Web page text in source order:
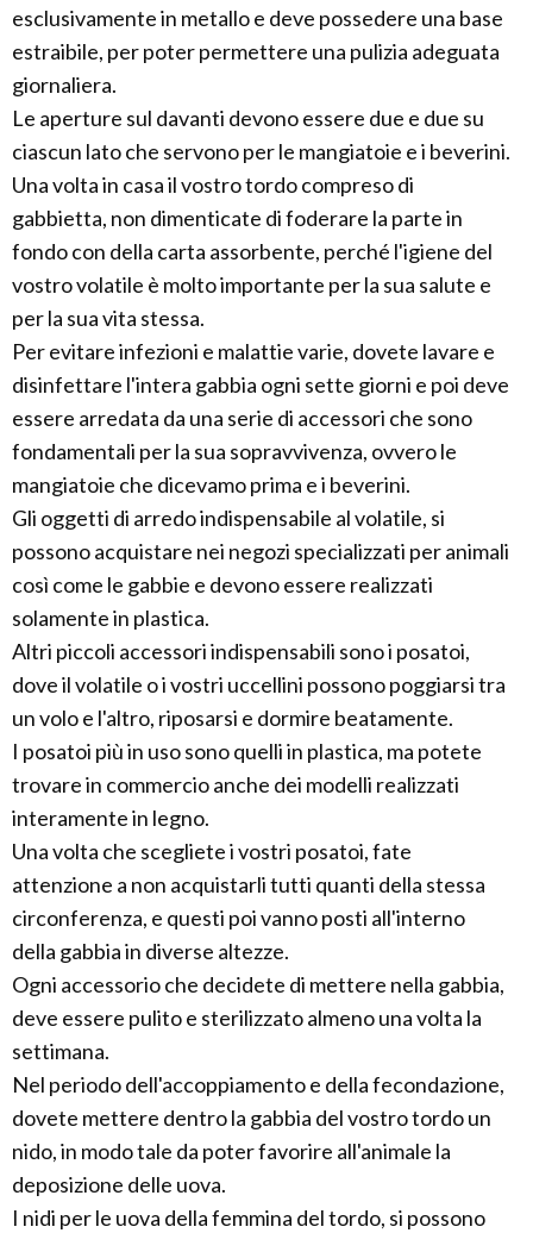
esclusivamente in metallo e deve possedere una base
estraibile, per poter permettere una pulizia adeguata
giornaliera.
Le aperture sul davanti devono essere due e due su
ciascun lato che servono per le mangiatoie e i beverini.
Una volta in casa il vostro tordo compreso di
gabbietta, non dimenticate di foderare la parte in
fondo con della carta assorbente, perché l'igiene del
vostro volatile è molto importante per la sua salute e
per la sua vita stessa.
Per evitare infezioni e malattie varie, dovete lavare e
disinfettare l'intera gabbia ogni sette giorni e poi deve
essere arredata da una serie di accessori che sono
fondamentali per la sua sopravvivenza, ovvero le
mangiatoie che dicevamo prima e i beverini.
Gli oggetti di arredo indispensabile al volatile, si
possono acquistare nei negozi specializzati per animali
così come le gabbie e devono essere realizzati
solamente in plastica.
Altri piccoli accessori indispensabili sono i posatoi,
dove il volatile o i vostri uccellini possono poggiarsi tra
un volo e l'altro, riposarsi e dormire beatamente.
I posatoi più in uso sono quelli in plastica, ma potete
trovare in commercio anche dei modelli realizzati
interamente in legno.
Una volta che scegliete i vostri posatoi, fate
attenzione a non acquistarli tutti quanti della stessa
circonferenza, e questi poi vanno posti all'interno
della gabbia in diverse altezze.
Ogni accessorio che decidete di mettere nella gabbia,
deve essere pulito e sterilizzato almeno una volta la
settimana.
Nel periodo dell'accoppiamento e della fecondazione,
dovete mettere dentro la gabbia del vostro tordo un
nido, in modo tale da poter favorire all'animale la
deposizione delle uova.
I nidi per le uova della femmina del tordo, si possono